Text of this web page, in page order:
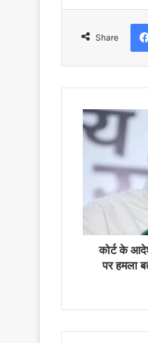
Share
कोर्ट
के
आदेश
तेजस्वी
बिहार
से
कोर्ट के
पर हमला